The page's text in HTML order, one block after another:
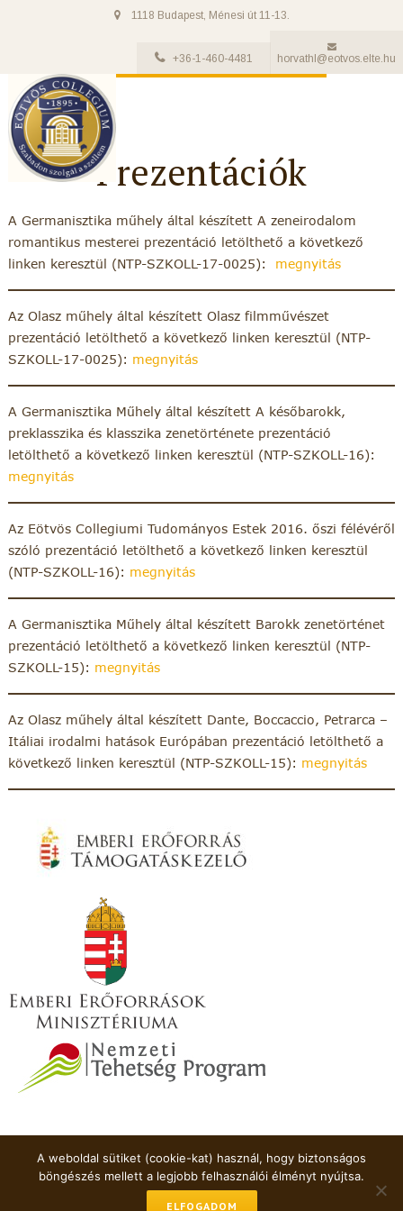
1118 Budapest, Ménesi út 11-13.
+36-1-460-4481 horvathl@eotvos.elte.hu
Prezentációk
A Germanisztika műhely által készített A zeneirodalom
romantikus mesterei prezentáció letölthető a következő
linken keresztül (NTP-SZKOLL-17-0025): megnyitás
Az Olasz műhely által készített Olasz filmművészet
prezentáció letölthető a következő linken keresztül (NTP-
SZKOLL-17-0025): megnyitás
A Germanisztika Műhely által készített A későbarokk,
preklasszika és klasszika zenetörténete prezentáció
letölthető a következő linken keresztül (NTP-SZKOLL-16):
megnyitás
Az Eötvös Collegiumi Tudományos Estek 2016. őszi félévéről
szóló prezentáció letölthető a következő linken keresztül
(NTP-SZKOLL-16): megnyitás
A Germanisztika Műhely által készített Barokk zenetörténet
prezentáció letölthető a következő linken keresztül (NTP-
SZKOLL-15): megnyitás
Az Olasz műhely által készített Dante, Boccaccio, Petrarca –
Itáliai irodalmi hatások Európában prezentáció letölthető a
következő linken keresztül (NTP-SZKOLL-15): megnyitás
A weboldal sütiket (cookie-kat) használ, hogy biztonságos
böngészés mellett a legjobb felhasználói élményt nyújtsa.
ELFOGADOM